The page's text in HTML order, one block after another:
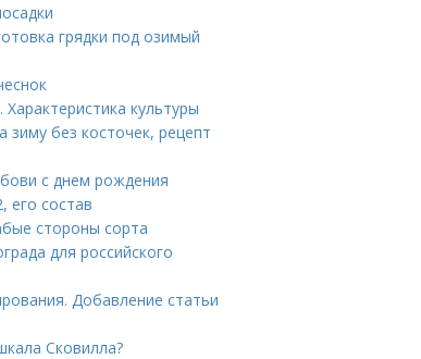
грядки под озимый
культуры
зиму без косточек, рецепт
с днем рождения
его состав
стороны сорта
для российского
Добавление статьи
Сковилла?